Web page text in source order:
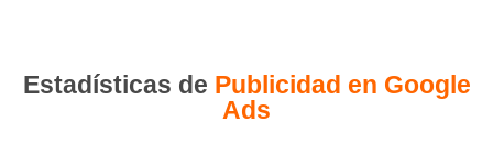
Estadísticas de Publicidad en Google
Ads